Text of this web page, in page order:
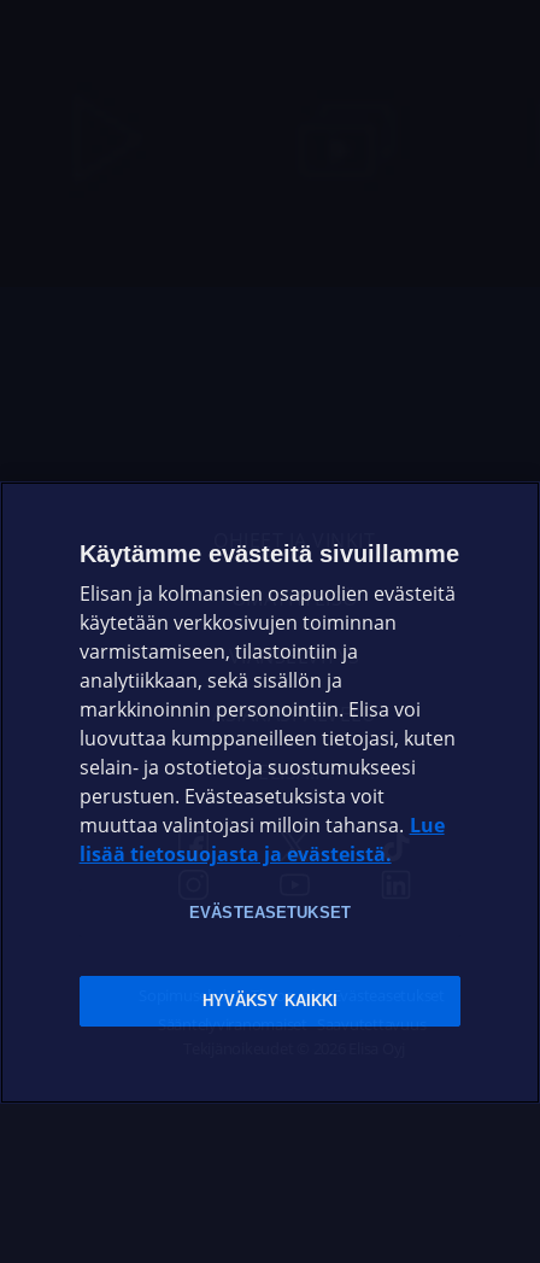
OHJEET JA VINKIT
OMAYHTEISÖ
VIANSELVITYS
ASIAKASPALVELU
ELISA.FI
Sopimusehdot Tietosuoja Evästeasetukset
Sääntelyviranomaiset Saavutettavuus
Käytämme evästeitä sivuillamme
Elisan ja kolmansien osapuolien evästeitä
käytetään verkkosivujen toiminnan
varmistamiseen, tilastointiin ja
analytiikkaan, sekä sisällön ja
markkinoinnin personointiin. Elisa voi
luovuttaa kumppaneilleen tietojasi, kuten
selain- ja ostotietoja suostumukseesi
perustuen. Evästeasetuksista voit
muuttaa valintojasi milloin tahansa. Lue
lisää tietosuojasta ja evästeistä.
EVÄSTEASETUKSET
HYVÄKSY KAIKKI